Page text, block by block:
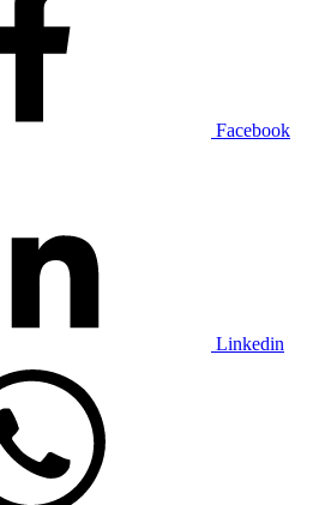
Facebook
Linkedin